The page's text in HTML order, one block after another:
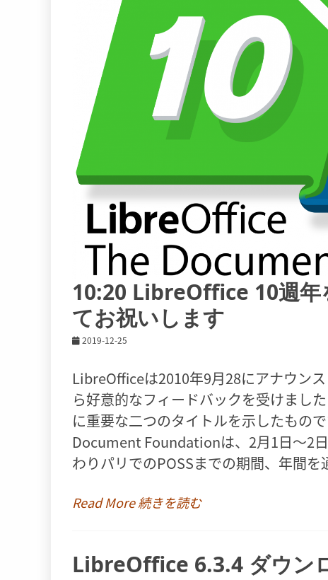
10:20 LibreOffice 10週年
てお祝いします
2019-12-25
LibreOfficeは2010年9月28にアナウン
ら好意的なフィードバックを受けまし
に重要な二つのタイトルを示したもの
Document Foundationは、2月1日〜2
わりパリでのPOSSまでの期間、年間を
Read More 続きを読む
LibreOffice 6.3.4 ダウン